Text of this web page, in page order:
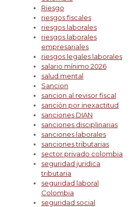
Riesgo
riesgos fiscales
riesgos laborales
riesgos laborales
empresariales
riesgos legales laborales
salario mínimo 2026
salud mental
Sancion
sancion al revisor fiscal
sanción por inexactitud
sanciones DIAN
sanciones disciplinarias
sanciones laborales
sanciones tributarias
sector privado colombia
seguridad juridica
tributaria
seguridad laboral
Colombia
seguridad social